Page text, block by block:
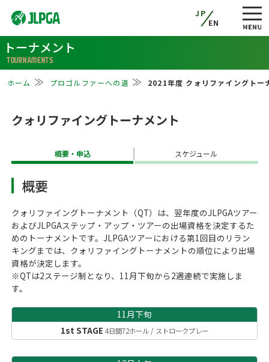
JP
EN
トーナメント
TOURNAMENTS
ホーム プロゴルファーへの道 2021年度 クォリファイングトー
クォリファイングトーナメント
概要・申込 スケジュール
概要
クォリファイングトーナメント（QT）は、翌年度のJLPGAツアー
およびJLPGAステップ・アップ・ツアーの出場資格を決定するた
めのトーナメントです。JLPGAツアーにおける第1回目のリラン
キングまでは、クォリファイングトーナメントの順位により出場
資格が決定します。
※QTは2ステージ制となり、11月下旬から2週連続で実施しま
す。
11月下旬
1st STAGE 4日間72ホール ストロークプレー